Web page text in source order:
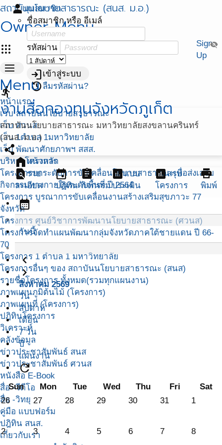
สถาบันนโยบายสาธารณะ (สนส. ม.อ.)
Owner Menu
apps
personมุมสมาชิก
ชื่อสมาชิก หรือ อีเมล์
รหัสผ่าน visibility_off
loginเข้าสู่ระบบ
restoreลืมรหัสผ่าน?
Sign
Up
menu
Menu
หน้าแรก
เว็บ สถาบันนโยบายสาธารณะ
เว็บ ศวนส.
เว็บ 1ตำบล 1มหาวิทยาลัย
เว็บ พัฒนาศักยภาพฯ สสส.
บริหารโครงการ
โครงการยกระดับการขับเคลื่อนโยบายสาธารณะเพื่อส่งเสริม
กิจกรรมทางกายในระดับพื้นที่ ปี 2564
โครงการ บูรณาการขับเคลื่อนงานสร้างเสริมสุขภาวะ 77
จังหวัด
โครงการ ศูนย์วิชาการพัฒนานโยบายสาธารณะ (ศวนส)
โครงการจัดทำแผนพัฒนากลุ่มจังหวัดภาคใต้ชายแดน ปี 66-
70
โครงการ 1 ตำบล 1 มหาวิทยาลัย
โครงการอื่นๆ ของ สถาบันนโยบายสาธารณะ (สนส)
รายชื่อโครงการ ทั้งหมด(รวมทุกแผนงาน)
ภาพแผนภูมิต้นไม้ (โครงการ)
ภาพแผนที่ (โครงการ)
ปฎิทินโครงการ
วิเคราะห์
คลังข้อมูล
ข่าวประชาสัมพันธ์ สนส
ข่าวประชาสัมพันธ์ ศวนส
หนังสือ E-Book
สื่อ -วีดีโอ
สื่อ -วิทยุ
คู่มือ แบบฟอร์ม
ปฎิทิน สนส.
เกี่ยวกับเรา
directions_run
งานสื่อกองทุนจังหวัดภูเก็ต
สถาบันนโยบายสาธารณะ มหาวิทยาลัยสงขลานครินทร์
(สนส. ม.อ.)
share
homeหน้าหลัก
find_in_pageราย
ละเอียด
event
ปฏิทิน
assignment
กิจกรรม
assessmentแบบ
ประเมิน
assessmentสรุป
โครงการ
print
พิมพ์
calendar_month
วันนี้
navigate_before
navigate_next
สิงหาคม 2569
วัน
สัปดาห์
เดือน
7 วัน
ปี
แผนงาน
refresh
Sun Mon Tue Wed Thu Fri
Sat
26
27 28 29 30 31 1
2 3 4 5 6 7 8